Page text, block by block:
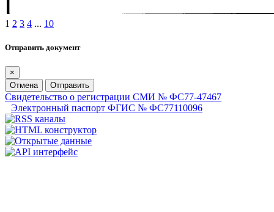
1 2 3 4 ... 10
Отправить документ
×
Отмена
Отправить
Свидетельство о регистрации СМИ № ФС77-47467
Электронный паспорт ФГИС № ФС77110096